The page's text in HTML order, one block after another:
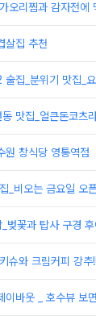
리찜과 감자전에
살집 추천
집_분위기 맛집_
맛집_얼큰돈코츠
원 창식당 영통역점
_비오는 금요일 오
벚꽃과 탑사 구경
슈와 크림커피 강추
바웃 _ 호수뷰 보